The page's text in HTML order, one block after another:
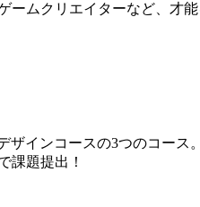
ムクリエイターなど、才能
インコースの3つのコース。
課題提出！